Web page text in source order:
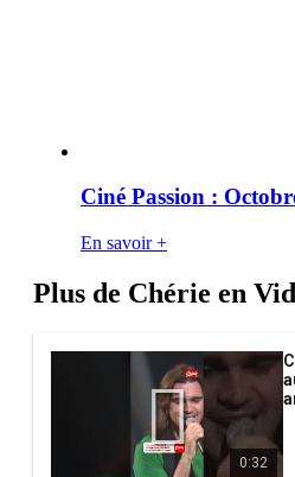
Ciné Passion :
En savoir +
Plus de Chérie en
0:32